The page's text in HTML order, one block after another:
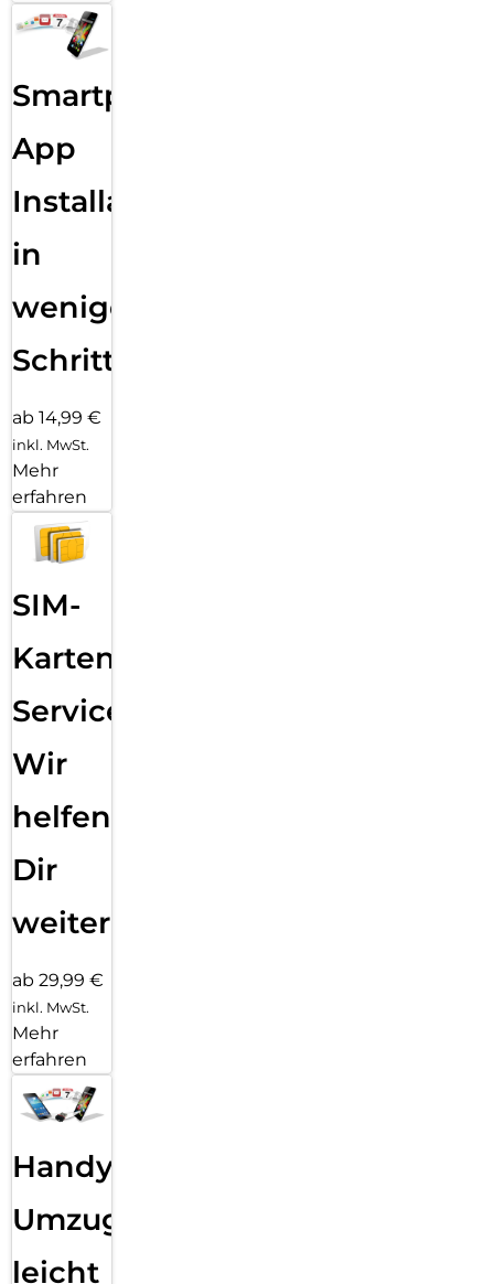
Smartphone
App
Installation
in
wenigen
Schritten
ab 14,99 €
inkl. MwSt.
Mehr
erfahren
SIM-
Karten
Service:
Wir
helfen
Dir
weiter
ab 29,99 €
inkl. MwSt.
Mehr
erfahren
Handy
Umzug
leicht